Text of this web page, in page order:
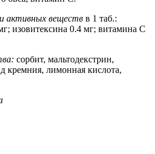
активных веществ в 1 таб.:
изовитексина 0.4 мг; витамина С
сорбит, мальтодекстрин,
кремния, лимонная кислота,